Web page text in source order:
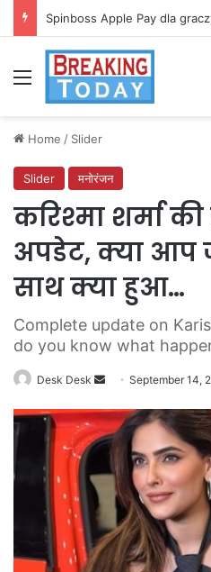
Spinboss Apple Pay dla
Menu
Home / Slider
Slider मनोरंजन
करिश्मा शर्मा
अपडेट, क्या आप
साथ क्या हुआ…
Complete update on
do you know what
Desk Desk
Send
email
September 14,